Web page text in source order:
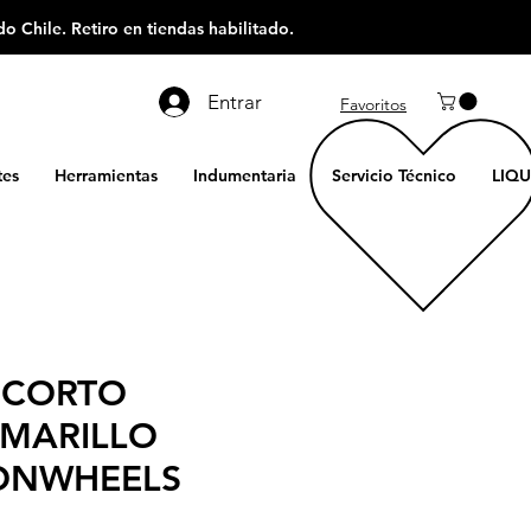
Chile. Retiro en tiendas habilitado.
Entrar Favoritos
Herramientas Indumentaria Servicio Técnico